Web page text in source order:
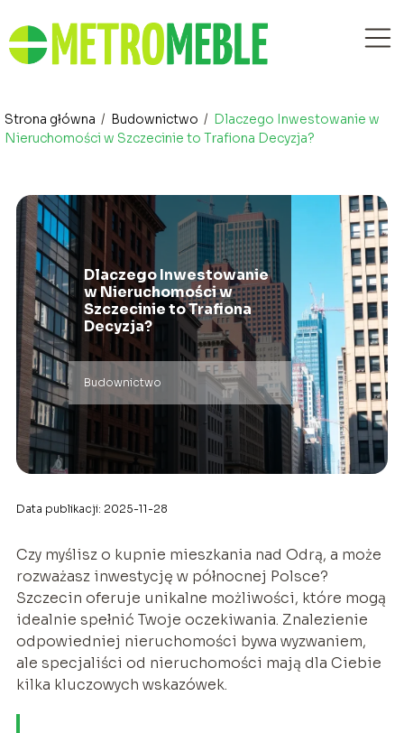
Strona główna / Budownictwo / Dlaczego Inwestowanie w
Nieruchomości w Szczecinie to Trafiona Decyzja?
Dlaczego Inwestowanie
w Nieruchomości w
Szczecinie to Trafiona
Decyzja?
Budownictwo
Data publikacji: 2025-11-28
Czy myślisz o kupnie mieszkania nad Odrą, a może
rozważasz inwestycję w północnej Polsce?
Szczecin oferuje unikalne możliwości, które mogą
idealnie spełnić Twoje oczekiwania. Znalezienie
odpowiedniej nieruchomości bywa wyzwaniem,
ale specjaliści od nieruchomości mają dla Ciebie
kilka kluczowych wskazówek.